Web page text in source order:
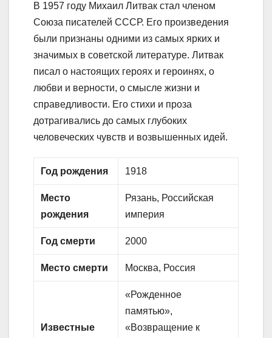
В 1957 году Михаил Литвак стал членом
Союза писателей СССР. Его произведения
были признаны одними из самых ярких и
значимых в советской литературе. Литвак
писал о настоящих героях и героинях, о
любви и верности, о смысле жизни и
справедливости. Его стихи и проза
дотрагивались до самых глубоких
человеческих чувств и возвышенных идей.
Год рождения 1918
Место
рождения
Рязань, Российская
империя
Год смерти 2000
Место смерти Москва, Россия
Известные
«Рожденное
памятью»,
«Возвращение к